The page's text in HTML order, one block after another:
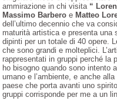
ammirazione in chi visita “
Massimo Barbero e Matteo
dell’ultimo decennio che va
maturità artistica e presenta una
dipinti per un totale di 40 opere.
che sono grandi e molteplici.
rappresentati in gruppi perché la
ho bisogno quando sono intento
umano e l’ambiente, e anche
paese che porta avanti uno
gruppi corrisponde per me a un